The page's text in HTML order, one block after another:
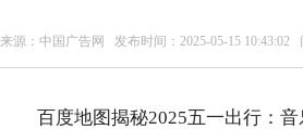
来源： 中国广告网 发布时间：2025-05-15 10:43:02
百度地图揭秘2025五一出行：